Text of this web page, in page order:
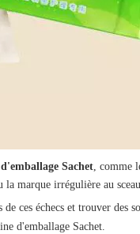
Sachet, comme
marque irrégulière au
ces échecs et trouver des
d'emballage Sachet.